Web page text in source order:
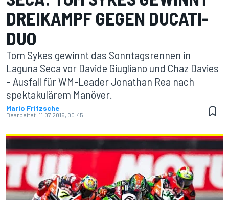
DREIKAMPF GEGEN DUCATI-
DUO
Tom Sykes gewinnt das Sonntagsrennen in
Laguna Seca vor Davide Giugliano und Chaz Davies
– Ausfall für WM-Leader Jonathan Rea nach
spektakulärem Manöver.
Mario Fritzsche
Bearbeitet: 11.07.2016, 00:45